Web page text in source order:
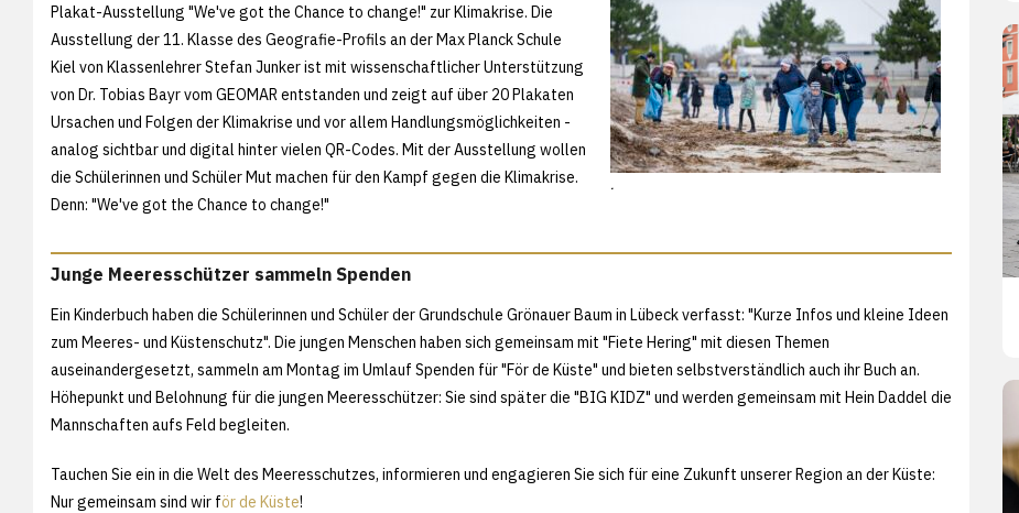
.
Plakat-Ausstellung "We've got the Chance to change!" zur Klimakrise. Die
Ausstellung der 11. Klasse des Geografie-Profils an der Max Planck Schule
Kiel von Klassenlehrer Stefan Junker ist mit wissenschaftlicher Unterstützung
von Dr. Tobias Bayr vom GEOMAR entstanden und zeigt auf über 20 Plakaten
Ursachen und Folgen der Klimakrise und vor allem Handlungsmöglichkeiten -
analog sichtbar und digital hinter vielen QR-Codes. Mit der Ausstellung wollen
die Schülerinnen und Schüler Mut machen für den Kampf gegen die Klimakrise.
Denn: "We've got the Chance to change!"
Junge Meeresschützer sammeln Spenden
Ein Kinderbuch haben die Schülerinnen und Schüler der Grundschule Grönauer Baum in Lübeck verfasst: "Kurze Infos und kleine Ideen
zum Meeres- und Küstenschutz". Die jungen Menschen haben sich gemeinsam mit "Fiete Hering" mit diesen Themen
auseinandergesetzt, sammeln am Montag im Umlauf Spenden für "För de Küste" und bieten selbstverständlich auch ihr Buch an.
Höhepunkt und Belohnung für die jungen Meeresschützer: Sie sind später die "BIG KIDZ" und werden gemeinsam mit Hein Daddel die
Mannschaften aufs Feld begleiten.
Tauchen Sie ein in die Welt des Meeresschutzes, informieren und engagieren Sie sich für eine Zukunft unserer Region an der Küste:
Nur gemeinsam sind wir för de Küste!